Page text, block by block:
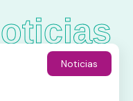
Noticias